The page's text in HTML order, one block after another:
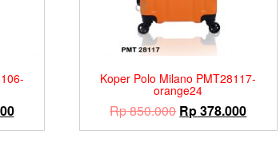
Current
price
Koper Polo Milano PMT28117-
orange24
Rp850.000 Original
price
Rp378.000Current
price